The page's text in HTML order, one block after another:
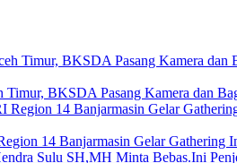
Timur, BKSDA Pasang Kamera dan
14 Banjarmasin Gelar Gathering